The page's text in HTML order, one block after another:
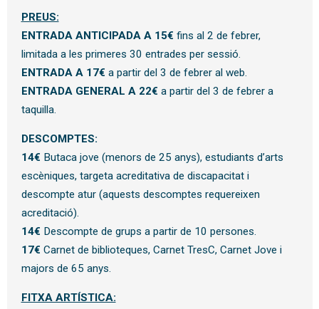
PREUS:
ENTRADA ANTICIPADA A 15€ fins al 2 de febrer,
limitada a les primeres 30 entrades per sessió.
ENTRADA A 17€ a partir del 3 de febrer al web.
ENTRADA GENERAL A 22€ a partir del 3 de febrer a
taquilla.
DESCOMPTES:
14€ Butaca jove (menors de 25 anys), estudiants d’arts
escèniques, targeta acreditativa de discapacitat i
descompte atur (aquests descomptes requereixen
acreditació).
14€ Descompte de grups a partir de 10 persones.
17€ Carnet de biblioteques, Carnet TresC, Carnet Jove i
majors de 65 anys.
FITXA ARTÍSTICA: